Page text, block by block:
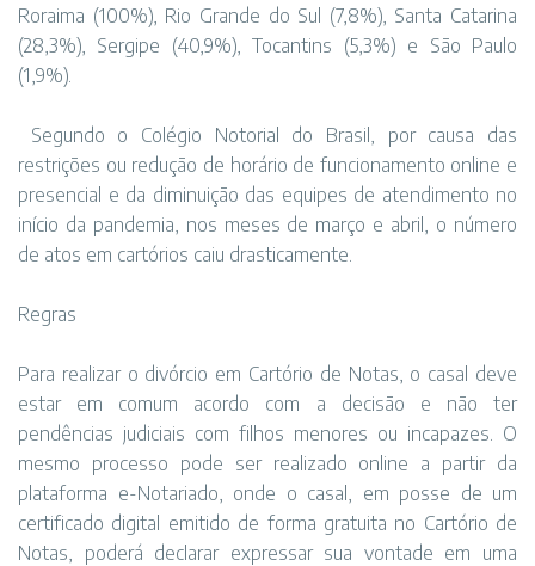
Roraima (100%), Rio Grande do Sul (7,8%), Santa Catarina
(28,3%), Sergipe (40,9%), Tocantins (5,3%) e São Paulo
(1,9%).
Segundo o Colégio Notorial do Brasil, por causa das
restrições ou redução de horário de funcionamento online e
presencial e da diminuição das equipes de atendimento no
início da pandemia, nos meses de março e abril, o número
de atos em cartórios caiu drasticamente.
Regras
Para realizar o divórcio em Cartório de Notas, o casal deve
estar em comum acordo com a decisão e não ter
pendências judiciais com filhos menores ou incapazes. O
mesmo processo pode ser realizado online a partir da
plataforma e-Notariado, onde o casal, em posse de um
certificado digital emitido de forma gratuita no Cartório de
Notas, poderá declarar expressar sua vontade em uma